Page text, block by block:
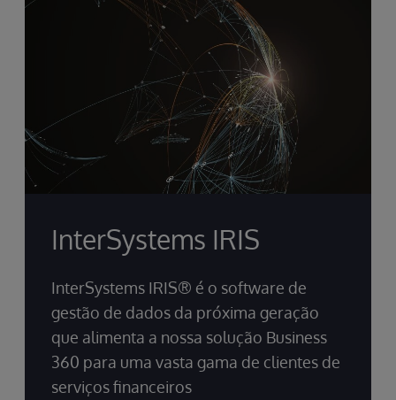
fornecendo ao negócio melhores insights para
orientar a tomada de decisões para entender
o que aconteceu, por que aconteceu e o que
é provável que aconteça.
InterSystems IRIS
InterSystems IRIS® é o software de
gestão de dados da próxima geração
que alimenta a nossa solução Business
360 para uma vasta gama de clientes de
serviços financeiros